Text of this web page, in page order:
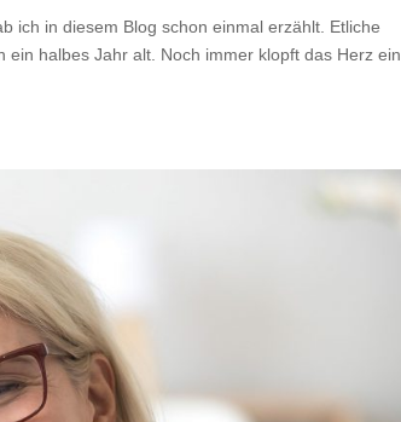
ich in diesem Blog schon einmal erzählt. Etliche
halbes Jahr alt. Noch immer klopft das Herz ein